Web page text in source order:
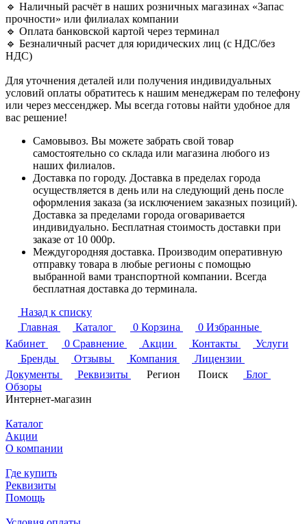
🔹 Наличный расчёт в наших розничных магазинах «Запас
прочности» или филиалах компании
🔹 Оплата банковской картой через терминал
🔹 Безналичный расчет для юридических лиц (с НДС/без
НДС)
Для уточнения деталей или получения индивидуальных
условий оплаты обратитесь к нашим менеджерам по телефону
или через мессенджер. Мы всегда готовы найти удобное для
вас решение!
Самовывоз. Вы можете забрать свой товар
самостоятельно со склада или магазина любого из
наших филиалов.
Доставка по городу. Доставка в пределах города
осуществляется в день или на следующий день после
оформления заказа (за исключением заказных позиций).
Доставка за пределами города оговаривается
индивидуально. Бесплатная стоимость доставки при
заказе от 10 000р.
Междугородняя доставка. Производим оперативную
отправку товара в любые регионы с помощью
выбранной вами транспортной компании. Всегда
бесплатная доставка до терминала.
Назад к списку
Главная
Каталог 0 Корзина 0 Избранные
Кабинет
0 Сравнение Акции Контакты
Услуги
Бренды
Отзывы Компания
Лицензии
Документы
Реквизиты Регион Поиск
Блог
Обзоры
Интернет-магазин
Каталог
Акции
О компании
Где купить
Реквизиты
Помощь